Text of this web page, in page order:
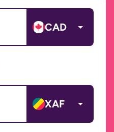
CAD
XAF